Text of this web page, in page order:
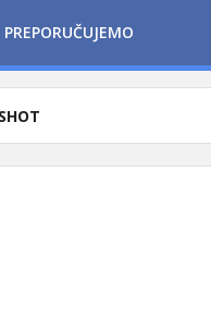
PREPORUČUJEMO